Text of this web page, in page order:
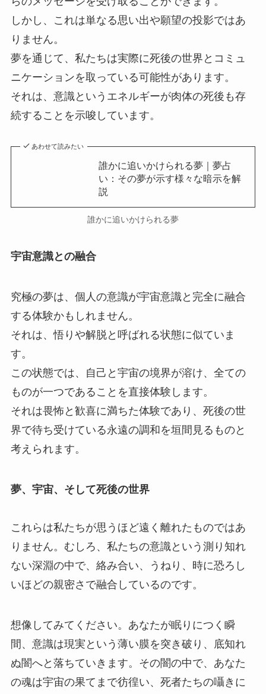
しかし、これは単なる思い出や願望の投影ではあ
りません。
夢を通じて、私たちは実際に死後の世界とコミュ
ニケーションを取っている可能性があります。
それは、意識というエネルギーが肉体の死後も存
続することを示唆しています。
あわせて読みたい
誰かに追いかけられる夢｜夢占
い：その夢が示す様々な暗示を解
説
誰かに追いかけられる夢
宇宙意識との融合
究極の夢は、個人の意識が宇宙意識と完全に融合
する体験かもしれません。
それは、悟りや解脱と呼ばれる状態に似ていま
す。
この状態では、自己と宇宙の境界が溶け、全ての
ものが一つであることを直接体験します。
それは畏怖と歓喜に満ちた体験であり、死後の世
界で待ち受けている永遠の調和を垣間見るものと
考えられます。
夢、宇宙、そして死後の世界
これらは私たちが思うほど遠く離れたものではあ
りません。むしろ、私たちの意識という測り知れ
ない深淵の中で、絡み合い、うねり、時に恐ろし
いほどの親密さで融合しているのです。
想像してみてください。あなたが眠りにつく瞬
間、意識は現実という薄い膜を突き破り、底知れ
ぬ闇へと落ちていきます。その闇の中で、あなた
の魂は宇宙の果てまで彷徨い、死者たちの囁きに